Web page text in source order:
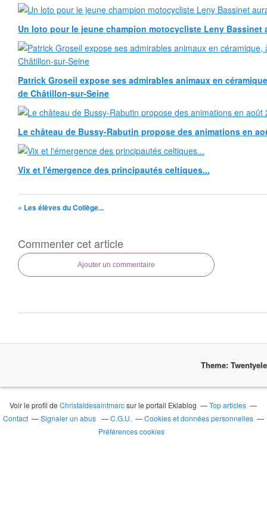
Un loto pour le jeune champion motocycliste Leny Bassinet
Patrick Groseil expose ses admirables animaux en
de Châtillon-sur-Seine
Le château de Bussy-Rabutin propose des animations en
Vix et l'émergence des principautés celtiques...
« Les élèves du Collège...
Commenter cet article
Ajouter un commentaire
Theme:
Voir le profil deChristaldesaintmarcsur le portail Eklablog
Top articles
Contact
Signaler un abus C.G.U.
Cookies et données personnelles
Préférences cookies